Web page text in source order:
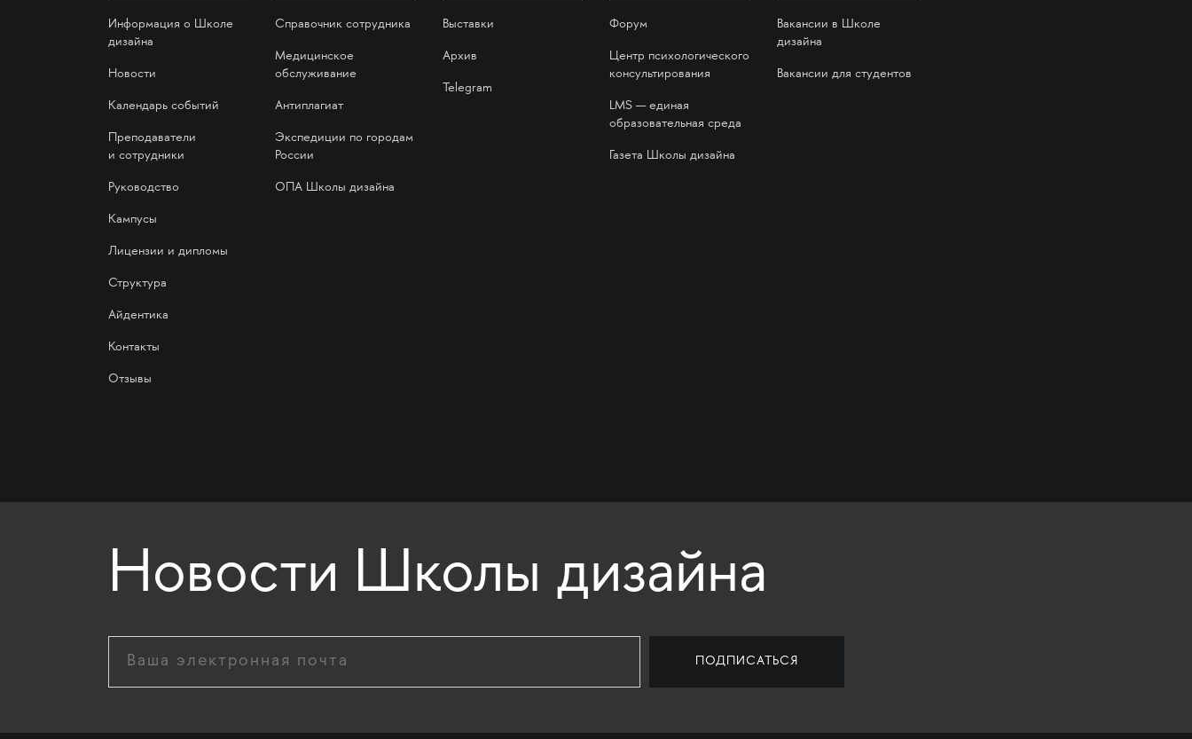
Информация о Школе
дизайна
Новости
Календарь событий
Преподаватели
и сотрудники
Руководство
Кампусы
Лицензии и дипломы
Структура
Айдентика
Контакты
Отзывы
Справочник сотрудника
Медицинское
обслуживание
Антиплагиат
Экспедиции по городам
России
ОПА Школы дизайна
Выставки
Архив
Telegram
Форум
Центр психологического
консультирования
LMS — единая
образовательная среда
Газета Школы дизайна
Вакансии в Школе
дизайна
Вакансии для студентов
Новости Школы дизайна